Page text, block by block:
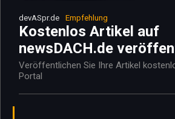
devASpr.de Empfehlung
Kostenlos Artikel auf
newsDACH.de
Veröffentlichen Sie Ihre Artikel
Portal